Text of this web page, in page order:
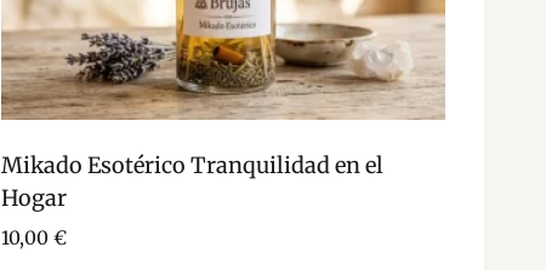
Mikado Esotérico Tranquilidad en el
Hogar
10,00 €